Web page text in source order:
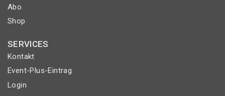
Abo
Shop
SERVICES
Kontakt
Event-Plus-Eintrag
Login